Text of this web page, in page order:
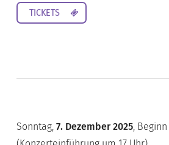
TICKETS
Sonntag, 7. Dezember 2025, Beginn